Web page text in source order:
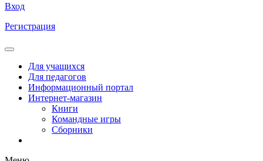
Вход
Регистрация
Для учащихся
Для педагогов
Информационный портал
Интернет-магазин
Книги
Командные игры
Сборники